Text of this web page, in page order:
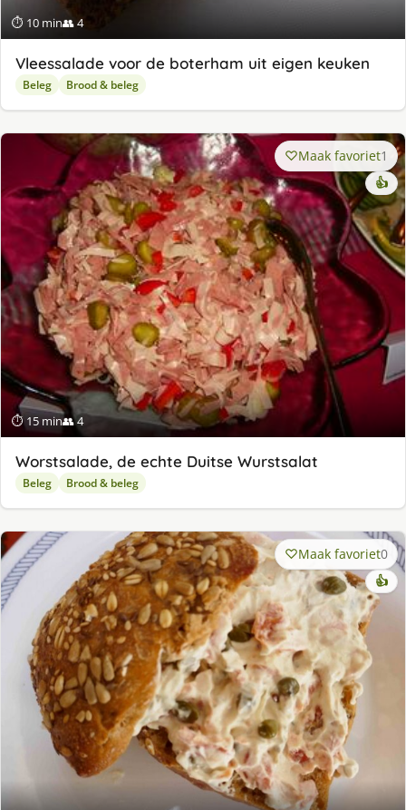
⏱ 10 min👥 4
Vleessalade voor de boterham uit eigen keuken
Beleg Brood & beleg
⏱ 15 min👥 4
Maak favoriet1
👍
Worstsalade, de echte Duitse Wurstsalat
Beleg Brood & beleg
Maak favoriet0
👍